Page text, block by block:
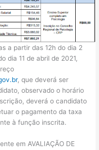
a partir das 12h do dia 2
dia 11 de abril de 2021,
, que deverá ser
observado o horário
deverá o candidato
o pagamento da taxa
à função inscrita.
em AVALIAÇÃO DE